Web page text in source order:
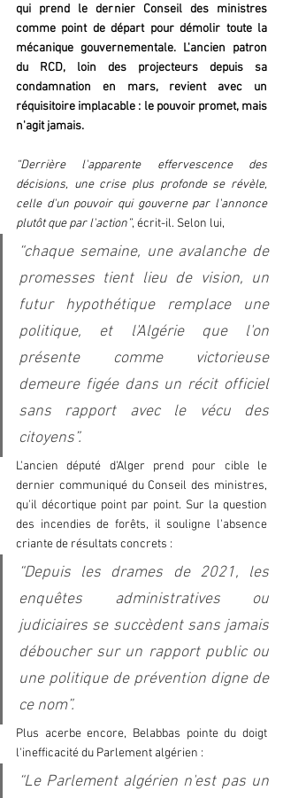
qui prend le dernier Conseil des ministres
comme point de départ pour démolir toute la
mécanique gouvernementale. L'ancien patron
du RCD, loin des projecteurs depuis sa
condamnation en mars, revient avec un
réquisitoire implacable : le pouvoir promet, mais
n'agit jamais.
“Derrière l'apparente effervescence des
décisions, une crise plus profonde se révèle,
celle d'un pouvoir qui gouverne par l'annonce
plutôt que par l'action”, écrit-il. Selon lui,
“chaque semaine, une avalanche de
promesses tient lieu de vision, un
futur hypothétique remplace une
politique, et l'Algérie que l'on
présente comme victorieuse
demeure figée dans un récit officiel
sans rapport avec le vécu des
citoyens”.
L'ancien député d'Alger prend pour cible le
dernier communiqué du Conseil des ministres,
qu'il décortique point par point. Sur la question
des incendies de forêts, il souligne l'absence
criante de résultats concrets :
“Depuis les drames de 2021, les
enquêtes administratives ou
judiciaires se succèdent sans jamais
déboucher sur un rapport public ou
une politique de prévention digne de
ce nom”.
Plus acerbe encore, Belabbas pointe du doigt
l'inefficacité du Parlement algérien :
“Le Parlement algérien n'est pas un